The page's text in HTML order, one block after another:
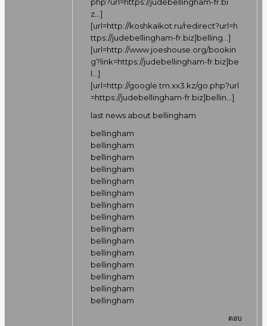
z… ]
[url=http://koshkaikot.ru/redirect?url=h
ttps://judebellingham-fr.biz]belling… ]
[url=http://www.joeshouse.org/bookin
g?link=https://judebellingham-fr.biz]be
l… ]
[url=http://google.tm.xx3.kz/go.php?url
=https://judebellingham-fr.biz]bellin… ]
last news about bellingham
bellingham
bellingham
bellingham
bellingham
bellingham
bellingham
bellingham
bellingham
bellingham
bellingham
bellingham
bellingham
bellingham
bellingham
bellingham
ตอบ